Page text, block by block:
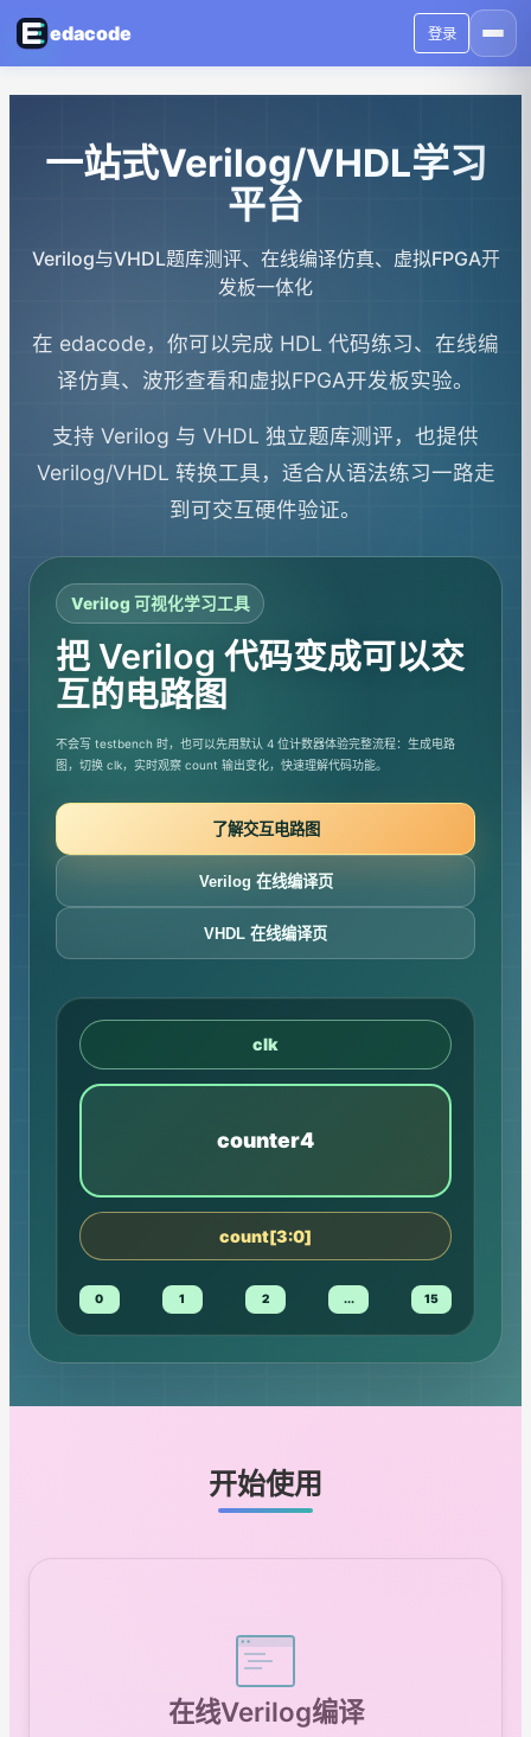
edacode 登录
一站式Verilog/VHDL学习
平台
Verilog与VHDL题库测评、在线编译仿真、虚拟FPGA开
发板一体化
在 edacode，你可以完成 HDL 代码练习、在线编
译仿真、波形查看和虚拟FPGA开发板实验。
支持 Verilog 与 VHDL 独立题库测评，也提供
Verilog/VHDL 转换工具，适合从语法练习一路走
到可交互硬件验证。
Verilog 可视化学习工具
把 Verilog 代码变成可以交
互的电路图
不会写 testbench 时，也可以先用默认 4 位计数器体验完整流程：生成电路
图，切换 clk，实时观察 count 输出变化，快速理解代码功能。
了解交互电路图
Verilog 在线编译页
VHDL 在线编译页
clk
counter4
count[3:0]
0 1 2 ... 15
开始使用
在线Verilog编译